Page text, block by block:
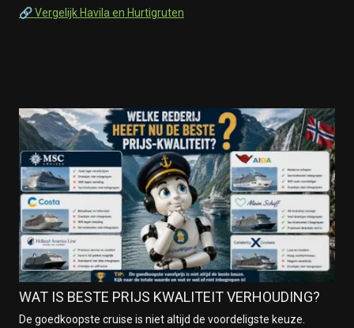
🔗 Vergelijk Havila en Hurtigruten
WAT IS BESTE PRIJS KWALITEIT VERHOUDING?
De goedkoopste cruise is niet altijd de voordeligste keuze.